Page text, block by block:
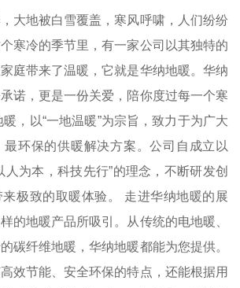
大地被白雪覆盖，寒风呼啸，人们纷纷
寒冷的季节里，有一家公司以其独特的
庭带来了温暖，它就是华纳地暖。华纳
诺，更是一份关爱，陪你度过每一个寒
，以“一地温暖”为宗旨，致力于为广大
最环保的供暖解决方案。公司自成立以
人为本，科技先行”的理念，不断研发创
极致的取暖体验。 走进华纳地暖的展
的地暖产品所吸引。从传统的电地暖、
碳纤维地暖，华纳地暖都能为您提供。
效节能、安全环保的特点，还能根据用